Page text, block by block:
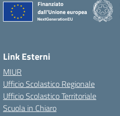
Link Esterni
MIUR
Ufficio Scolastico Regionale
Ufficio Scolastico Territoriale
Scuola in Chiaro